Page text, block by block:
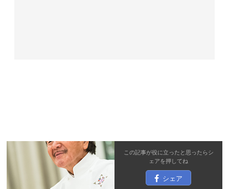
この記事が役に立ったと思ったらシ
ェアを押してね
シェア